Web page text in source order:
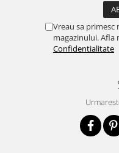
Vreau sa
magazinului. Afla
Confidentialitate